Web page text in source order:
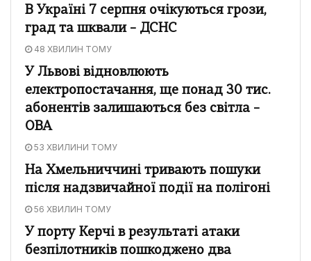
В Україні 7 серпня очікуються грози,
град та шквали – ДСНС
48 ХВИЛИН ТОМУ
У Львові відновлюють
електропостачання, ще понад 30 тис.
абонентів залишаються без світла –
ОВА
53 ХВИЛИНИ ТОМУ
На Хмельниччині тривають пошуки
після надзвичайної події на полігоні
56 ХВИЛИН ТОМУ
У порту Керчі в результаті атаки
безпілотників пошкоджено два